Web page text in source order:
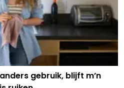
gebruik, blijft m’n